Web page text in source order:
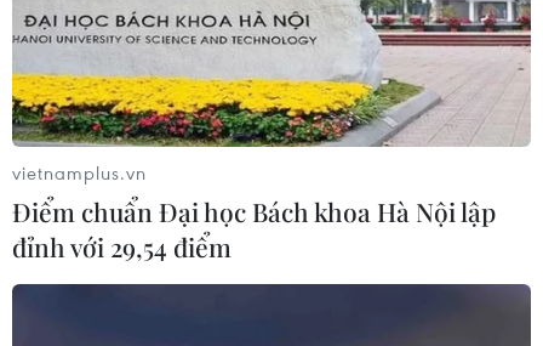
vietnamplus.vn
Điểm chuẩn Đại học Bách khoa Hà Nội lập
đỉnh với 29,54 điểm